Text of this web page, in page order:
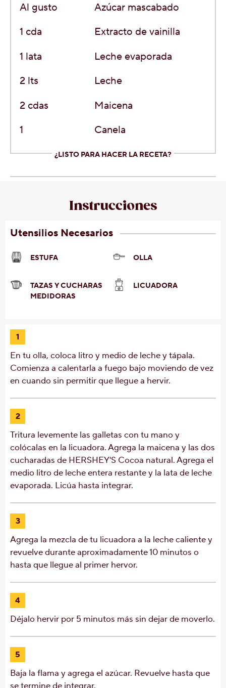
Al gusto
Azúcar mascabado
1 cda
Extracto de vainilla
1 lata
Leche evaporada
2 lts
Leche
2 cdas
Maicena
1
Canela
¿LISTO PARA HACER LA RECETA?
Instrucciones
Utensilios Necesarios
ESTUFA OLLA
TAZAS Y CUCHARAS
MEDIDORAS
LICUADORA
1
En tu olla, coloca litro y medio de leche y tápala.
Comienza a calentarla a fuego bajo moviendo de vez
en cuando sin permitir que llegue a hervir.
2
Tritura levemente las galletas con tu mano y
colócalas en la licuadora. Agrega la maicena y las dos
cucharadas de HERSHEY'S Cocoa natural. Agrega el
medio litro de leche entera restante y la lata de leche
evaporada. Licúa hasta integrar.
3
Agrega la mezcla de tu licuadora a la leche caliente y
revuelve durante aproximadamente 10 minutos o
hasta que llegue al primer hervor.
4
Déjalo hervir por 5 minutos más sin dejar de moverlo.
5
Baja la flama y agrega el azúcar. Revuelve hasta que